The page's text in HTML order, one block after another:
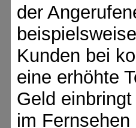
der
Kunden bei
eine erhöhte
Geld
im